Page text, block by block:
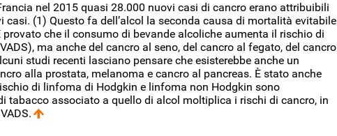
nel 2015 quasi 28.000 nuovi casi di cancro erano attribuibili
casi. (1) Questo fa dell’alcol la seconda causa di mortalità evitabile
che il consumo di bevande alcoliche aumenta il rischio di
ma anche del cancro al seno, del cancro al fegato, del cancro
studi recenti lasciano pensare che esisterebbe anche un
alla prostata, melanoma e cancro al pancreas. È stato anche
di linfoma di Hodgkin e linfoma non Hodgkin sono
tabacco associato a quello di alcol moltiplica i rischi di cancro, in